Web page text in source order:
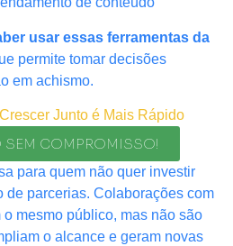
usar essas ferramentas da
permite tomar decisões
em achismo.
Junto é Mais Rápido
SEM COMPROMISSO!
para quem não quer investir
de parcerias. Colaborações com
mesmo público, mas não são
o alcance e geram novas